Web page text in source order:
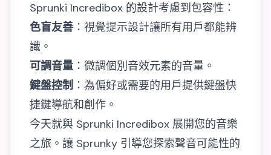
Sprunki Incredibox 的設計考慮到包容性：
色盲友善 ：視覺提示設計讓所有用戶都能辨
識。
可調音量 ：微調個別音效元素的音量。
鍵盤控制 ：為偏好或需要的用戶提供鍵盤快
捷鍵導航和創作。
今天就與 Sprunki Incredibox 展開您的音樂
之旅。讓 Sprunky 引導您探索聲音可能性的